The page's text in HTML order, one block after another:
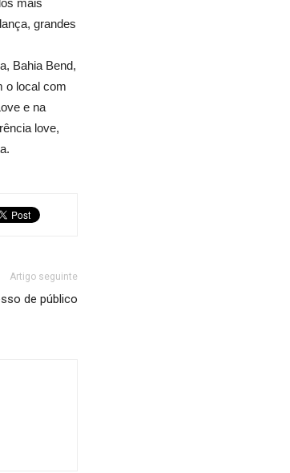
mais
grandes
Bahia Bend,
o local com
e na
love,
Artigo seguinte
de público